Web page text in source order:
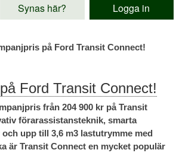
Synas här? Logga in
på Ford Transit Connect!
Ford Transit Connect!
från 204 900 kr på Transit
förarassistansteknik, smarta
upp till 3,6 m3 lastutrymme med
är Transit Connect en mycket populär